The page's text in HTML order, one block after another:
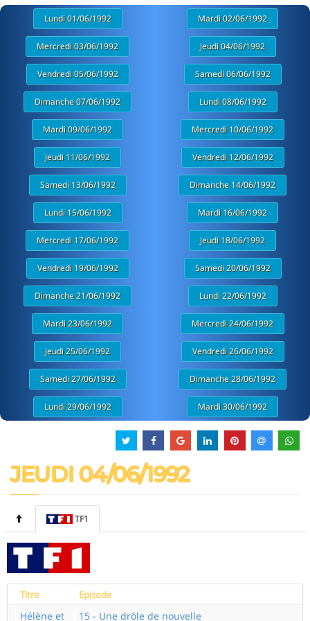
Lundi 01/06/1992 Mardi 02/06/1992
Mercredi 03/06/1992 Jeudi 04/06/1992
Vendredi 05/06/1992 Samedi 06/06/1992
Dimanche 07/06/1992 Lundi 08/06/1992
Mardi 09/06/1992 Mercredi 10/06/1992
Jeudi 11/06/1992 Vendredi 12/06/1992
Samedi 13/06/1992 Dimanche 14/06/1992
Lundi 15/06/1992 Mardi 16/06/1992
Mercredi 17/06/1992 Jeudi 18/06/1992
Vendredi 19/06/1992 Samedi 20/06/1992
Dimanche 21/06/1992 Lundi 22/06/1992
Mardi 23/06/1992 Mercredi 24/06/1992
Jeudi 25/06/1992 Vendredi 26/06/1992
Samedi 27/06/1992 Dimanche 28/06/1992
Lundi 29/06/1992 Mardi 30/06/1992
JEUDI 04/06/1992
TF1
Titre Episode
Hélène et 15 - Une drôle de nouvelle